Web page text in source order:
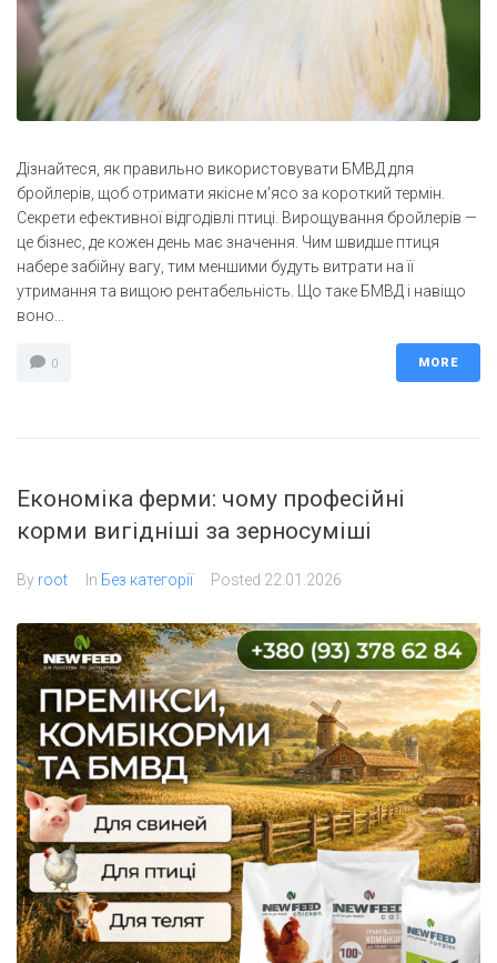
Дізнайтеся, як правильно використовувати БМВД для
бройлерів, щоб отримати якісне м'ясо за короткий термін.
Секрети ефективної відгодівлі птиці. Вирощування бройлерів —
це бізнес, де кожен день має значення. Чим швидше птиця
набере забійну вагу, тим меншими будуть витрати на її
утримання та вищою рентабельність. Що таке БМВД і навіщо
воно...
0 MORE
Економіка ферми: чому професійні
корми вигідніші за зерносуміші
By root In Без категорії Posted 22.01.2026